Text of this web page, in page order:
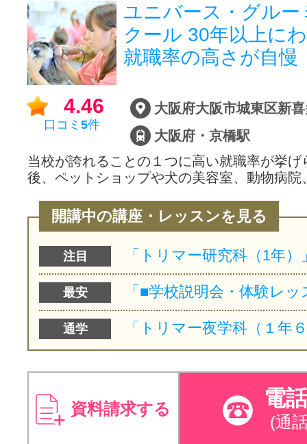
ユニバース・グルー
クール 30年以上に
就職率の高さが自慢
4.46
口コミ 5件
大阪府・京橋駅
当校が誇れることの１つに高い就職率が挙げ
後、ペットショップや犬の美容室、動物病
開講中の講座・レッスンを見る
注目
最安
通学
資料請求する 電
(通